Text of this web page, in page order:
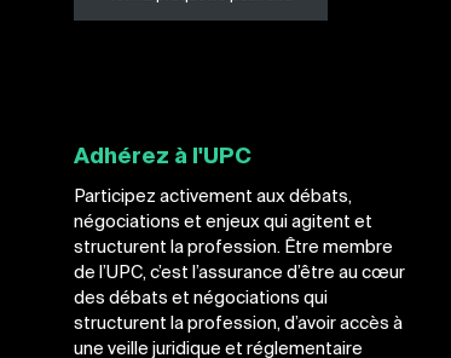
Adhérez à l'UPC
Participez activement aux débats,
négociations et enjeux qui agitent et
structurent la profession. Être membre
de l’UPC, c’est l’assurance d’être au cœur
des débats et négociations qui
structurent la profession, d’avoir accès à
une veille juridique et réglementaire